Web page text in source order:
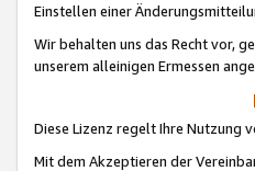
Einstellen einer
Wir behalten uns das Recht vor,
unserem alleinigen Ermessen
Diese Lizenz regelt Ihre Nutzung
Mit dem Akzeptieren der